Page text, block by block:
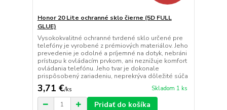
Honor 20 Lite ochranné sklo čierne (5D FULL
GLUE)
Vysokokvalitné ochranné tvrdené sklo určené pre
telefóny je vyrobené z prémiových materiálov. Jeho
prevedenie je odolné a príjemné na dotyk, nebráni
prístupu k ovládacím prvkom, ani neznižuje komfort
ovládania telefónu. Jeho tvar je dokonale
prispôsobený zariadeniu, neprekrýva dôležité súča
3,71 €/ks Skladom 1 ks
Pridať do košíka